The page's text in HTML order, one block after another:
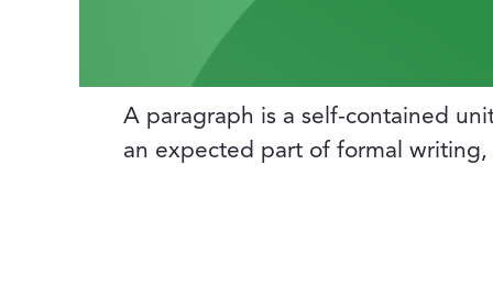
A paragraph is a self-contained
an expected part of formal